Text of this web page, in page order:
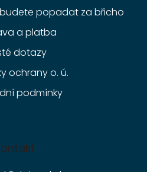
popadat za břicho
a platba
dotazy
ochrany o. ú.
podmínky